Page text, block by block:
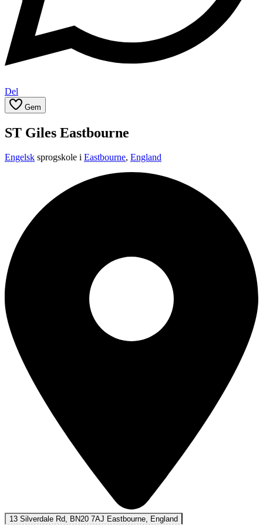
Del
Gem
ST Giles Eastbourne
Engelsk sprogskole i Eastbourne, England
13 Silverdale Rd, BN20 7AJ Eastbourne, England